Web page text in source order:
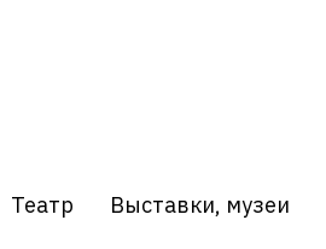
Театр Выставки, музеи